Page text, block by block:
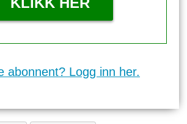
abonnent? Logg inn her.